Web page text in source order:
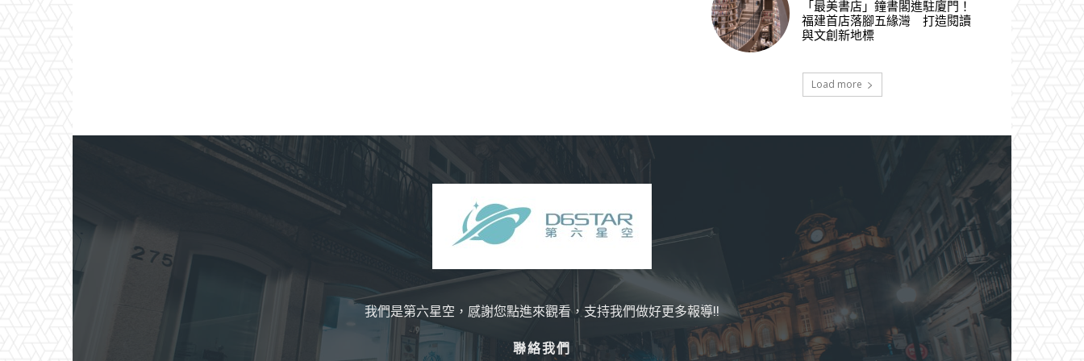
「最美書店」鐘書閣進駐廈門！
福建首店落腳五緣灣 打造閱讀
與文創新地標
Load more
我們是第六星空，感謝您點進來觀看，支持我們做好更多報導!!
聯絡我們